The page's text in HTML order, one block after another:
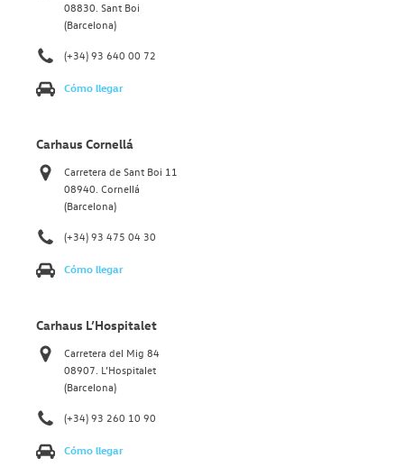
08830. Sant Boi
(Barcelona)
(+34) 93 640 00 72
Cómo llegar
Carhaus Cornellá
Carretera de Sant Boi 11
08940. Cornellá
(Barcelona)
(+34) 93 475 04 30
Cómo llegar
Carhaus L’Hospitalet
Carretera del Mig 84
08907. L’Hospitalet
(Barcelona)
(+34) 93 260 10 90
Cómo llegar